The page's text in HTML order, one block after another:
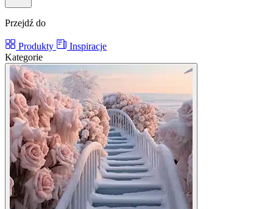
Przejdź do
Produkty
Inspiracje
Kategorie